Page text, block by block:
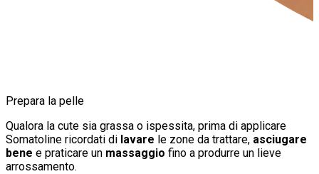
Prepara la pelle
Qualora la cute sia grassa o ispessita, prima di applicare
Somatoline ricordati di lavare le zone da trattare, asciugare
bene e praticare un massaggio fino a produrre un lieve
arrossamento.